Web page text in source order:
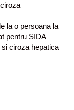
la o persoana la
pentru SIDA
ciroza hepatica